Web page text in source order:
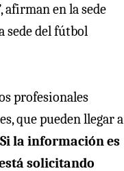
afirman en la sede
sede del fútbol
profesionales
que pueden llegar a
Si la información es
solicitando